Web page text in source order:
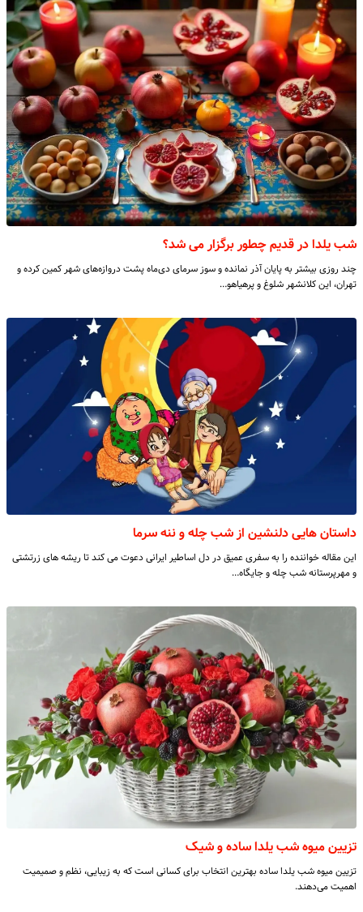
شب یلدا در قدیم چطور برگزار می شد؟
چند روزی بیشتر به پایان آذر نمانده و سوز سرمای دی‌ماه پشت دروازه‌های شهر کمین کرده و
تهران، این کلانشهر شلوغ و پرهیاهو…
داستان هایی دلنشین از شب چله و ننه سرما
این مقاله خواننده را به سفری عمیق در دل اساطیر ایرانی دعوت می‌ کند تا ریشه‌ های زرتشتی
و مهرپرستانه شب چله و جایگاه…
تزیین میوه شب یلدا ساده و شیک
تزیین میوه شب یلدا ساده بهترین انتخاب برای کسانی است که به زیبایی، نظم و صمیمیت
اهمیت می‌دهند.